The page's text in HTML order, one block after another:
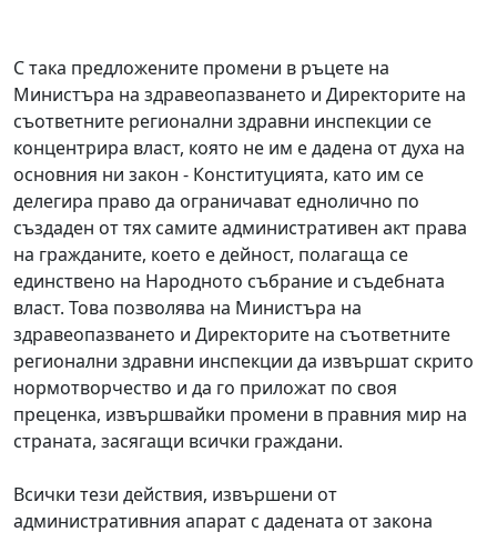
С така предложените промени в ръцете на
Министъра на здравеопазването и Директорите на
съответните регионални здравни инспекции се
концентрира власт, която не им е дадена от духа на
основния ни закон - Конституцията, като им се
делегира право да ограничават еднолично по
създаден от тях самите административен акт права
на гражданите, което е дейност, полагаща се
единствено на Народното събрание и съдебната
власт. Това позволява на Министъра на
здравеопазването и Директорите на съответните
регионални здравни инспекции да извършат скрито
нормотворчество и да го приложат по своя
преценка, извършвайки промени в правния мир на
страната, засягащи всички граждани.
Всички тези действия, извършени от
административния апарат с дадената от закона